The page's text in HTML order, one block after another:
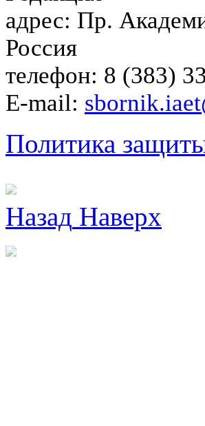
адрес: Пр.
Россия
телефон: 8 (383)
E-mail:
Политика
Назад Наверх